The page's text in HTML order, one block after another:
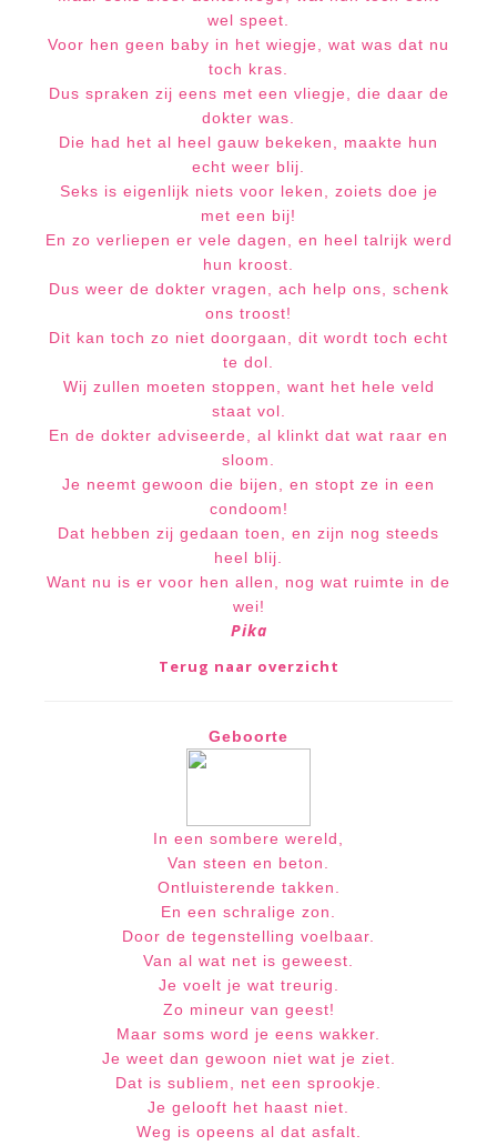
wel speet.
Voor hen geen baby in het wiegje, wat was dat nu
toch kras.
Dus spraken zij eens met een vliegje, die daar de
dokter was.
Die had het al heel gauw bekeken, maakte hun
echt weer blij.
Seks is eigenlijk niets voor leken, zoiets doe je
met een bij!
En zo verliepen er vele dagen, en heel talrijk werd
hun kroost.
Dus weer de dokter vragen, ach help ons, schenk
ons troost!
Dit kan toch zo niet doorgaan, dit wordt toch echt
te dol.
Wij zullen moeten stoppen, want het hele veld
staat vol.
En de dokter adviseerde, al klinkt dat wat raar en
sloom.
Je neemt gewoon die bijen, en stopt ze in een
condoom!
Dat hebben zij gedaan toen, en zijn nog steeds
heel blij.
Want nu is er voor hen allen, nog wat ruimte in de
wei!
Pika
Terug naar overzicht
Geboorte
In een sombere wereld,
Van steen en beton.
Ontluisterende takken.
En een schralige zon.
Door de tegenstelling voelbaar.
Van al wat net is geweest.
Je voelt je wat treurig.
Zo mineur van geest!
Maar soms word je eens wakker.
Je weet dan gewoon niet wat je ziet.
Dat is subliem, net een sprookje.
Je gelooft het haast niet.
Weg is opeens al dat asfalt.